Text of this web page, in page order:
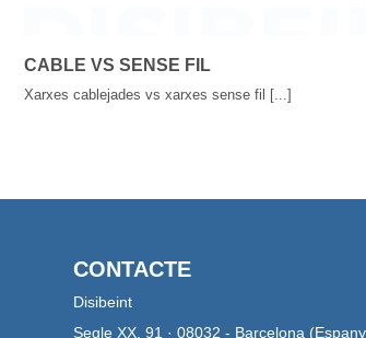
CABLE VS SENSE FIL
Xarxes cablejades vs xarxes sense fil [...]
CONTACTE
Disibeint
Segle XX, 91 · 08032 - Barcelona